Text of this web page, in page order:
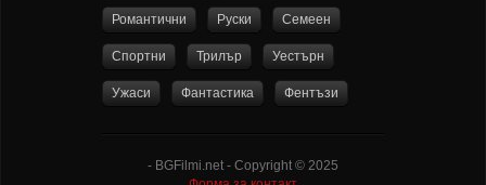
Романтични Руски Семеен
Спортни Трилър Уестърн
Ужаси Фантастика Фентъзи
- BGFilmi.net - Copyright © 2025